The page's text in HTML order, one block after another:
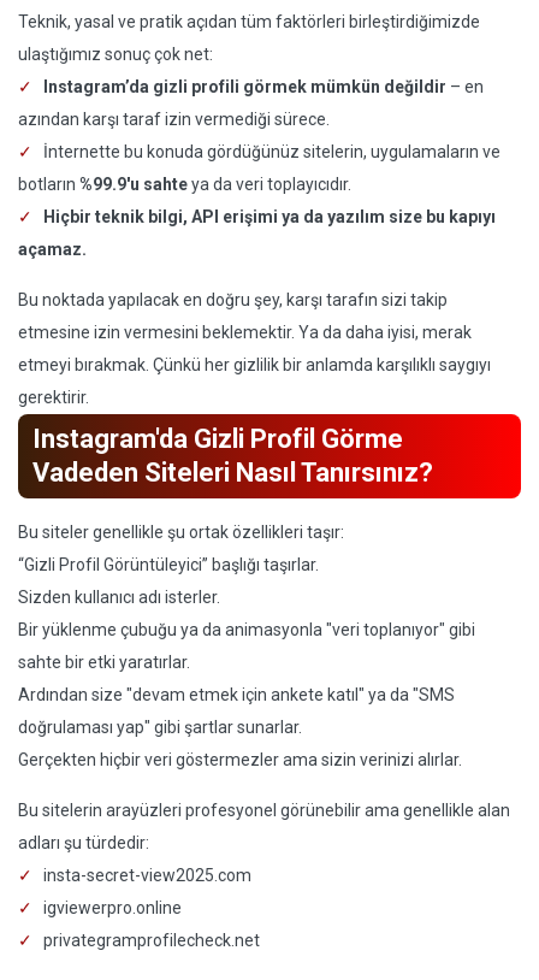
Teknik, yasal ve pratik açıdan tüm faktörleri birleştirdiğimizde
ulaştığımız sonuç çok net:
Instagram’da gizli profili görmek mümkün değildir – en
azından karşı taraf izin vermediği sürece.
İnternette bu konuda gördüğünüz sitelerin, uygulamaların ve
botların %99.9'u sahteya da veri toplayıcıdır.
Hiçbir teknik bilgi, API erişimi ya da yazılım size bu kapıyı
açamaz.
Bu noktada yapılacak en doğru şey, karşı tarafın sizi takip
etmesine izin vermesini beklemektir. Ya da daha iyisi, merak
etmeyi bırakmak. Çünkü her gizlilik bir anlamda karşılıklı saygıyı
gerektirir.
Instagram'da Gizli Profil Görme
Vadeden Siteleri Nasıl Tanırsınız?
Bu siteler genellikle şu ortak özellikleri taşır:
“Gizli Profil Görüntüleyici” başlığı taşırlar.
Sizden kullanıcı adı isterler.
Bir yüklenme çubuğu ya da animasyonla "veri toplanıyor" gibi
sahte bir etki yaratırlar.
Ardından size "devam etmek için ankete katıl" ya da "SMS
doğrulaması yap" gibi şartlar sunarlar.
Gerçekten hiçbir veri göstermezler ama sizin verinizi alırlar.
Bu sitelerin arayüzleri profesyonel görünebilir ama genellikle alan
adları şu türdedir:
insta-secret-view2025.com
igviewerpro.online
privategramprofilecheck.net